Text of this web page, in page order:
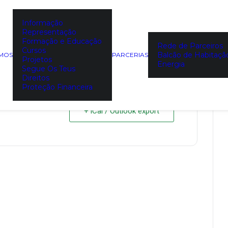
Informação
Representação
Formação e Educação
Cursos
Projetos
Segue Os Teus
Direitos
Proteção Financeira
PARCERIAS
Rede de Parceiros
Balcão de
Energia
+ iCal / Outlook export